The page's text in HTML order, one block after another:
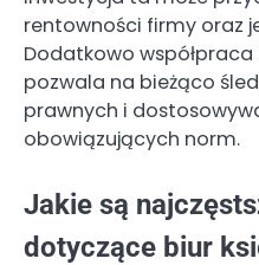
rentowności firmy oraz
Dodatkowo
pozwala na bieżąco
prawnych i
obowiązujących norm.
Jakie są
dotyczące biur